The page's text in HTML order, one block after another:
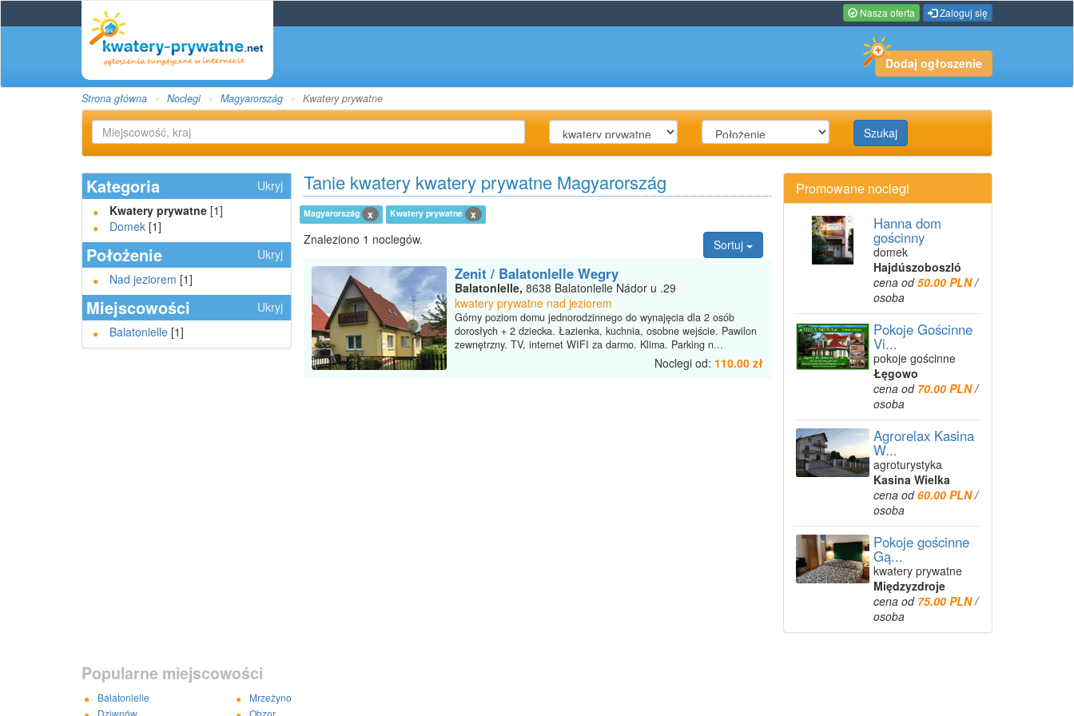
Nasza oferta Zaloguj się
Dodaj ogłoszenie
Strona główna Noclegi Magyarország Kwatery prywatne
Szukaj
Kategoria
Ukryj
Kwatery prywatne [1]
Domek [1]
Położenie
Ukryj
Nad jeziorem [1]
Miejscowości
Ukryj
Balatonlelle [1]
Tanie kwatery kwatery prywatne Magyarország
Magyarország x Kwatery prywatne x
Znaleziono 1 noclegów. Sortuj
Zenit / Balatonlelle Wegry
Balatonlelle, 8638 Balatonlelle Nádor u .29
kwatery prywatne nad jeziorem
Górny poziom domu jednorodzinnego do wynajęcia dla 2 osób
dorosłych + 2 dziecka. Łazienka, kuchnia, osobne wejście. Pawilon
zewnętrzny. TV, internet WIFI za darmo. Klima. Parking n...
Noclegi od: 110.00 zł
Promowane noclegi
Hanna dom
gościnny
domek
Hajdúszoboszló
cena od50.00 PLN/
osoba
Pokoje Gościnne
Vi...
pokoje gościnne
Łęgowo
cena od 70.00 PLN/
osoba
Agrorelax Kasina
W...
agroturystyka
Kasina Wielka
cena od60.00 PLN/
osoba
Pokoje gościnne
Gą...
kwatery prywatne
Międzyzdroje
cena od 75.00 PLN/
osoba
Popularne miejscowości
Balatonlelle
Dziwnów
Mrzeżyno
Obzor